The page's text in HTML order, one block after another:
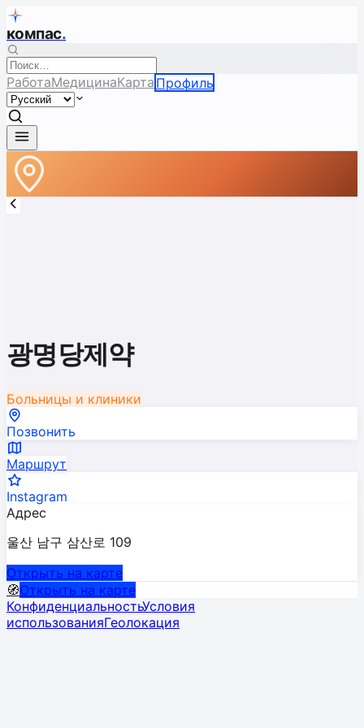
компас.
РаботаМедицинаКарта Профиль
광명당제약
Больницы и клиники
Позвонить
Маршрут
Instagram
Адрес
울산 남구 삼산로 109
Открыть на карте
🧭Открыть на карте
КонфиденциальностьУсловия
использованияГеолокация